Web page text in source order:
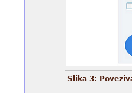
Slika 3: